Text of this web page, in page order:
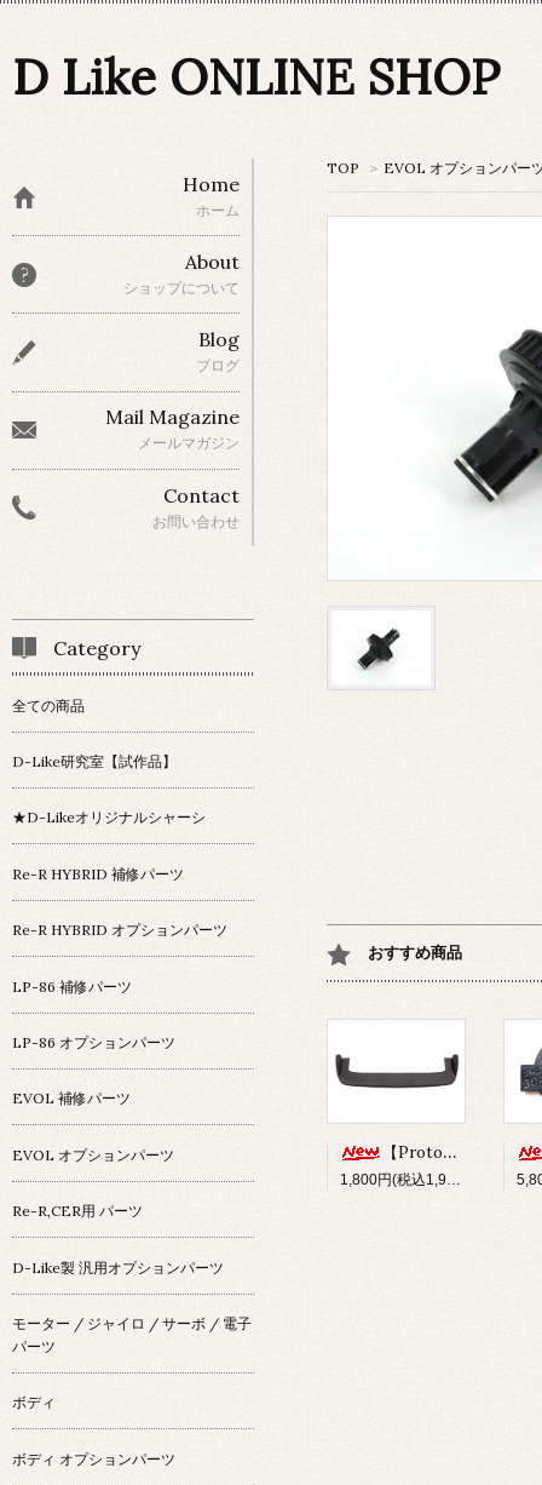
D Like ONLINE SHOP
TOP > EVOL オプションパー
おすすめ商品
【Prototype34】フロントディフューザー
Home
ホーム
About
ショップについて
Blog
ブログ
Mail Magazine
メールマガジン
Contact
お問い合わせ
Category
全ての商品
D-Like研究室【試作品】
★D-Likeオリジナルシャーシ
Re-R HYBRID 補修パーツ
Re-R HYBRID オプションパーツ
LP-86 補修パーツ
LP-86 オプションパーツ
EVOL 補修パーツ
EVOL オプションパーツ
Re-R,CER用 パーツ
D-Like製 汎用オプションパーツ
モーター / ジャイロ / サーボ / 電子
パーツ
ボディ
ボディ オプションパーツ